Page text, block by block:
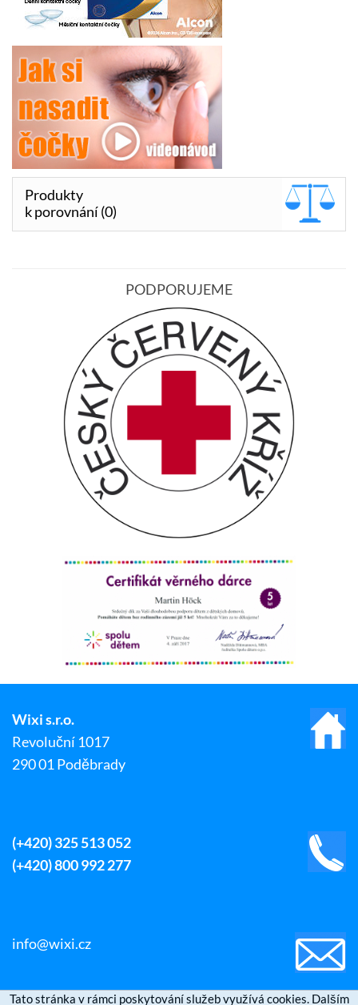
Produkty
k porovnání (0)
PODPORUJEME
Wixi s.r.o.
Revoluční 1017
290 01 Poděbrady
(+420) 325 513 052
(+420) 800 992 277
info@wixi.cz
Tato stránka v rámci poskytování služeb využívá cookies. Dalším